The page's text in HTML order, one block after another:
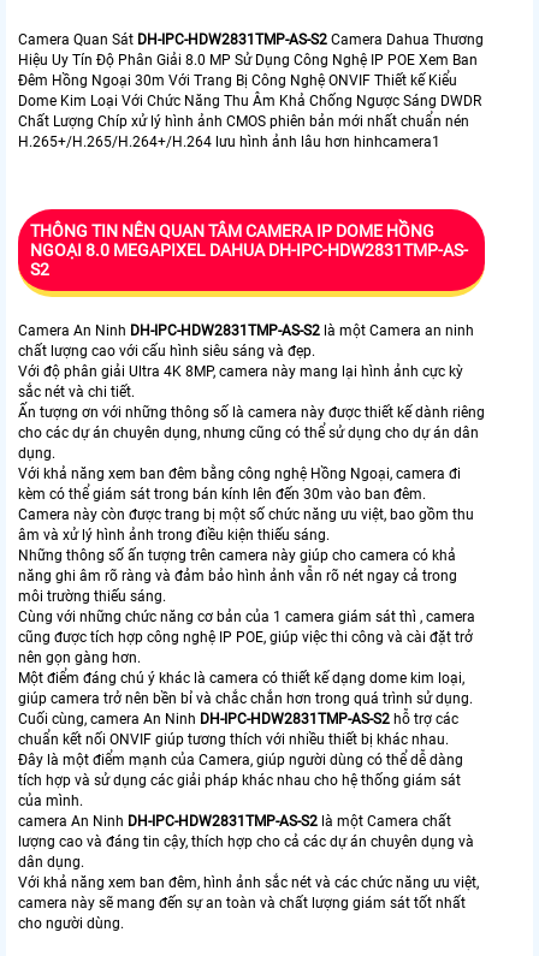
Camera Quan Sát DH-IPC-HDW2831TMP-AS-S2 Camera Dahua Thương
Hiệu Uy Tín Độ Phân Giải 8.0 MP Sử Dụng Công Nghệ IP POE Xem Ban
Đêm Hồng Ngoại 30m Với Trang Bị Công Nghệ ONVIF Thiết kế Kiểu
Dome Kim Loại Với Chức Năng Thu Âm Khả Chống Ngược Sáng DWDR
Chất Lượng Chíp xử lý hình ảnh CMOS phiên bản mới nhất chuẩn nén
H.265+/H.265/H.264+/H.264 lưu hình ảnh lâu hơn hinhcamera1
THÔNG TIN NÊN QUAN TÂM CAMERA IP DOME HỒNG
NGOẠI 8.0 MEGAPIXEL DAHUA DH-IPC-HDW2831TMP-AS-
S2
Camera An Ninh DH-IPC-HDW2831TMP-AS-S2 là một Camera an ninh
chất lượng cao với cấu hình siêu sáng và đẹp.
Với độ phân giải Ultra 4K 8MP, camera này mang lại hình ảnh cực kỳ
sắc nét và chi tiết.
Ấn tượng ơn với những thông số là camera này được thiết kế dành riêng
cho các dự án chuyên dụng, nhưng cũng có thể sử dụng cho dự án dân
dụng.
Với khả năng xem ban đêm bằng công nghệ Hồng Ngoại, camera đi
kèm có thể giám sát trong bán kính lên đến 30m vào ban đêm.
Camera này còn được trang bị một số chức năng ưu việt, bao gồm thu
âm và xử lý hình ảnh trong điều kiện thiếu sáng.
Những thông số ấn tượng trên camera này giúp cho camera có khả
năng ghi âm rõ ràng và đảm bảo hình ảnh vẫn rõ nét ngay cả trong
môi trường thiếu sáng.
Cùng với những chức năng cơ bản của 1 camera giám sát thì , camera
cũng được tích hợp công nghệ IP POE, giúp việc thi công và cài đặt trở
nên gọn gàng hơn.
Một điểm đáng chú ý khác là camera có thiết kế dạng dome kim loại,
giúp camera trở nên bền bỉ và chắc chắn hơn trong quá trình sử dụng.
Cuối cùng, camera An Ninh DH-IPC-HDW2831TMP-AS-S2 hỗ trợ các
chuẩn kết nối ONVIF giúp tương thích với nhiều thiết bị khác nhau.
Đây là một điểm mạnh của Camera, giúp người dùng có thể dễ dàng
tích hợp và sử dụng các giải pháp khác nhau cho hệ thống giám sát
của mình.
camera An Ninh DH-IPC-HDW2831TMP-AS-S2 là một Camera chất
lượng cao và đáng tin cậy, thích hợp cho cả các dự án chuyên dụng và
dân dụng.
Với khả năng xem ban đêm, hình ảnh sắc nét và các chức năng ưu việt,
camera này sẽ mang đến sự an toàn và chất lượng giám sát tốt nhất
cho người dùng.